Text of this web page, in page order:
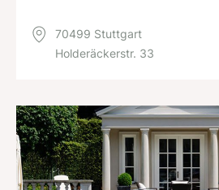
70499 Stuttgart
Holderäckerstr. 33